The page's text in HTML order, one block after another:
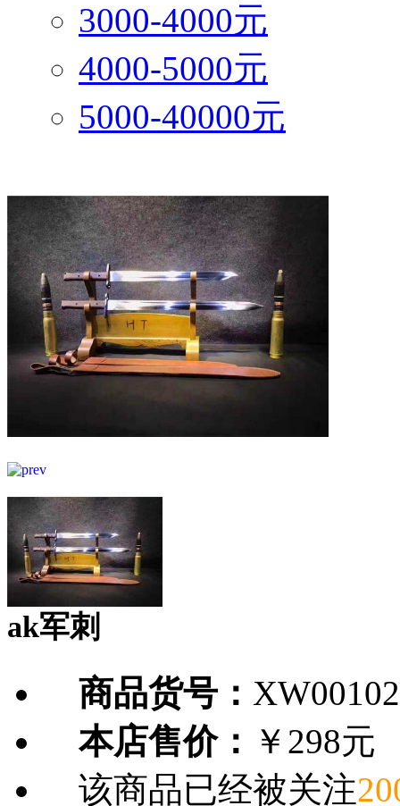
3000-4000元
4000-5000元
5000-40000元
ak军刺
商品货号：
本店售价： ￥298元
该商品已经被关注